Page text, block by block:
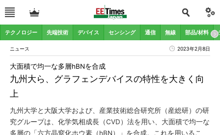
テクノロジー 先端技術 デバイス センシング 通信 無線 部品/材料
ニュース 2023年2月8日
九州大ら、グラフェンデバイスの特性を大きく向
上
大面積で均一な多層hBNを合成
九州大学と大阪大学および、産業技術総合研究所（産総研）の研
究グループは、化学気相成長（CVD）法を用い、大面積で均一な
多層の「六方晶窒化ホウ素（hBN）」を合成。これを用いるこ